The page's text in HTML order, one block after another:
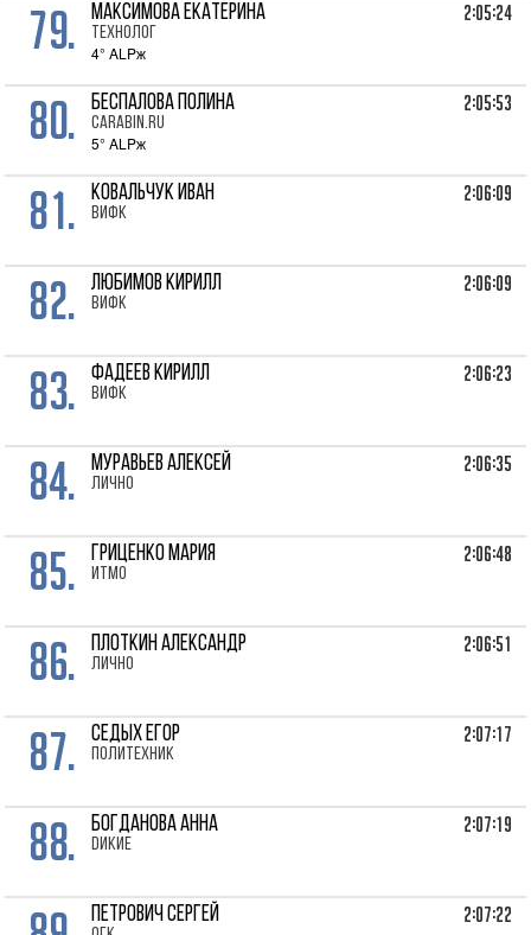
79. МАКСИМОВА Екатерина
Технолог
4° ALPж
2:05:24
80. БЕСПАЛОВА Полина
Carabin.ru
5° ALPж
2:05:53
81. КОВАЛЬЧУК Иван
ВИФК
2:06:09
82. ЛЮБИМОВ Кирилл
ВИФК
2:06:09
83. ФАДЕЕВ Кирилл
ВИФК
2:06:23
84. МУРАВЬЕВ Алексей
лично
2:06:35
85. ГРИЦЕНКО Мария
ИТМО
2:06:48
86. ПЛОТКИН Александр
лично
2:06:51
87. СЕДЫХ Егор
Политехник
2:07:17
88. БОГДАНОВА Анна
Dикие
2:07:19
ПЕТРОВИЧ Сергей 2:07:22